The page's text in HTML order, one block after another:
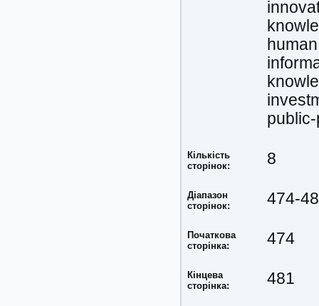
Кількість
сторінок:
8
Діапазон
сторінок:
474-
Початкова
сторінка:
474
Кінцева
сторінка:
481